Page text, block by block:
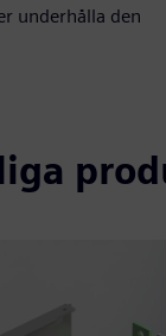
underhålla den